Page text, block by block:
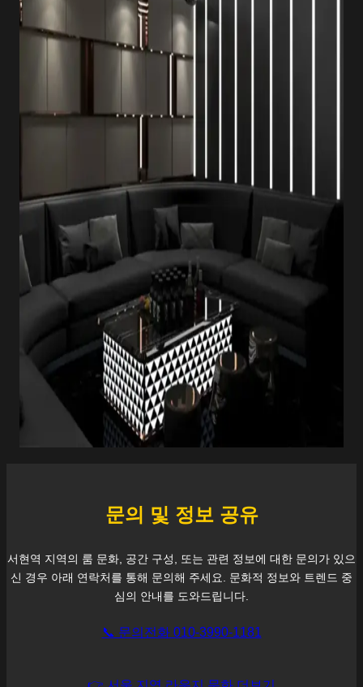
문의 및 정보 공유
서현역 지역의 룸 문화, 공간 구성, 또는 관련 정보에 대한 문의가 있으
신 경우 아래 연락처를 통해 문의해 주세요. 문화적 정보와 트렌드 중
심의 안내를 도와드립니다.
📞 문의전화 010-3990-1181